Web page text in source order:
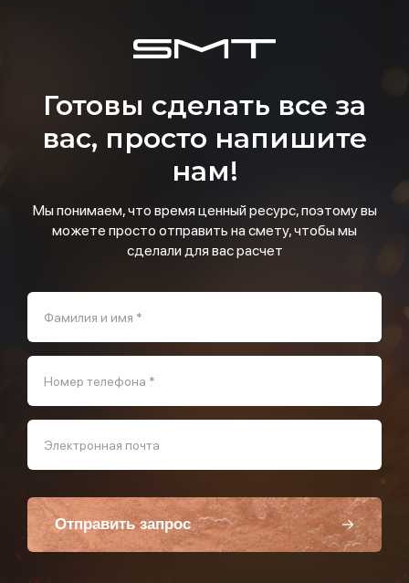
Готовы сделать все за
вас, просто напишите
нам!
Мы понимаем, что время ценный ресурс, поэтому вы
можете просто отправить на смету, чтобы мы
сделали для вас расчет
Фамилия и имя *
Номер телефона *
Электронная почта
Отправить запрос